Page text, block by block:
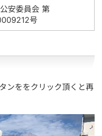
安委員会 第
号
ンををクリック頂くと再